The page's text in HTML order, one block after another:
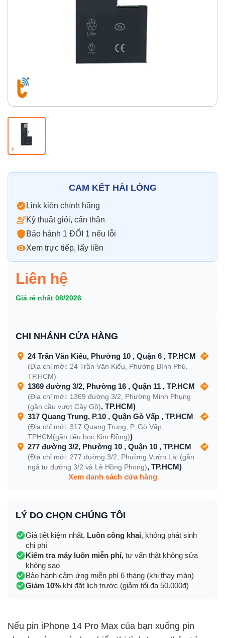
Pin iPhone Pin Samsumg
Pin Realme
CAM KẾT HÀI LÒNG
Link kiện chính hãng
Kỹ thuật giỏi, cẩn thận
Bảo hành 1 ĐỔI 1 nếu lỗi
Xem trực tiếp, lấy liền
Liên hệ
Giá rẻ nhất 08/2026
CHI NHÁNH CỬA HÀNG
24 Trần Văn Kiểu, Phường 10 , Quận 6 , TP.HCM
(Địa chỉ mới: 24 Trần Văn Kiểu, Phường Bình Phú,
TP.HCM)
1369 đường 3/2, Phường 16 , Quận 11 , TP.HCM
(Địa chỉ mới: 1369 đường 3/2, Phường Minh Phụng
(gần cầu vượt Cây Gõ), TP.HCM)
317 Quang Trung, P.10 , Quận Gò Vấp , TP.HCM
(Địa chỉ mới: 317 Quang Trung, P. Gò Vấp,
TPHCM(gần tiểu học Kim Đồng))
277 đường 3/2, Phường 10 , Quận 10 , TP.HCM
(Địa chỉ mới: 277 đường 3/2, Phường Vườn Lài (gần
ngã tư đường 3/2 và Lê Hồng Phong), TP.HCM)
Xem danh sách cửa hàng
LÝ DO CHỌN CHÚNG TÔI
Giá tiết kiệm nhất, Luôn công khai, không phát sinh
chi phí
Kiểm tra máy luôn miễn phí, tư vấn thật không sửa
không sao
Bảo hành cảm ứng miễn phí 6 tháng (khi thay màn)
Giảm 10% khi đặt lịch trước (giảm tối đa 50.000đ)
Nếu pin iPhone 14 Pro Max của bạn xuống pin